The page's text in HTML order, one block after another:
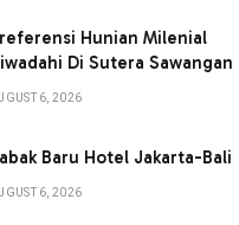
Hunian Milenial
Di Sutera Sawangan
6, 2026
Baru Hotel Jakarta-Bali
6, 2026